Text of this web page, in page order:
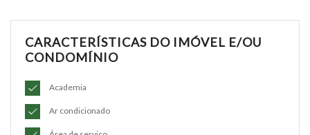
CARACTERÍSTICAS DO IMÓVEL E/OU
CONDOMÍNIO
Academia
Ar condicionado